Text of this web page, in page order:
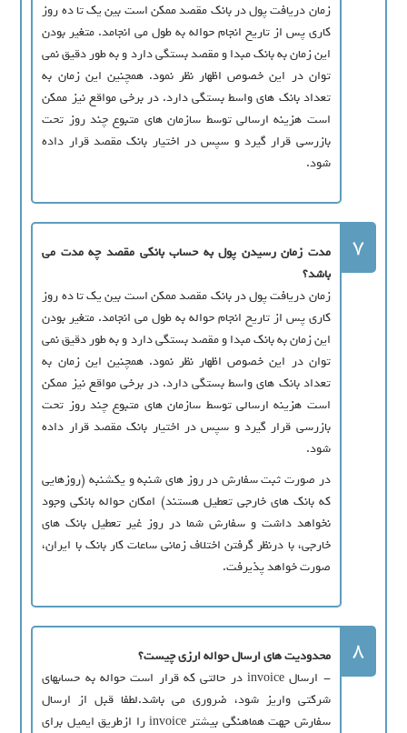
زمان دریافت پول در بانک مقصد ممکن است بین یک تا ده روز
کاری پس از تاریخ انجام حواله به طول می انجامد. متغیر بودن
این زمان به بانک مبدا و مقصد بستگی دارد و به طور دقیق نمی
توان در این خصوص اظهار نظر نمود. همچنین این زمان به
تعداد بانک های واسط بستگی دارد. در برخی مواقع نیز ممکن
است هزینه ارسالی توسط سازمان های متبوع چند روز تحت
بازرسی قرار گیرد و سپس در اختیار بانک مقصد قرار داده
شود.
7
مدت زمان رسیدن پول به حساب بانکی مقصد چه مدت می
باشد؟
زمان دریافت پول در بانک مقصد ممکن است بین یک تا ده روز
کاری پس از تاریخ انجام حواله به طول می انجامد. متغیر بودن
این زمان به بانک مبدا و مقصد بستگی دارد و به طور دقیق نمی
توان در این خصوص اظهار نظر نمود. همچنین این زمان به
تعداد بانک های واسط بستگی دارد. در برخی مواقع نیز ممکن
است هزینه ارسالی توسط سازمان های متبوع چند روز تحت
بازرسی قرار گیرد و سپس در اختیار بانک مقصد قرار داده
شود.
در صورت ثبت سفارش در روز های شنبه و یکشنبه (روزهایی
که بانک های خارجی تعطیل هستند) امکان حواله بانکی وجود
نخواهد داشت و سفارش شما در روز غیر تعطیل بانک های
خارجی، با درنظر گرفتن اختلاف زمانی ساعات کار بانک با ایران،
صورت خواهد پذیرفت.
8
محدودیت های ارسال حواله ارزی چیست؟
- ارسال invoice در حالتی که قرار است حواله به حسابهاي
شرکتي واریز شود، ضروري مي باشد.لطفا قبل از ارسال
سفارش جهت هماهنگي بيشتر invoice را ازطريق ايميل براي